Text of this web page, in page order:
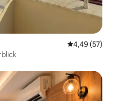
4,49 (57)